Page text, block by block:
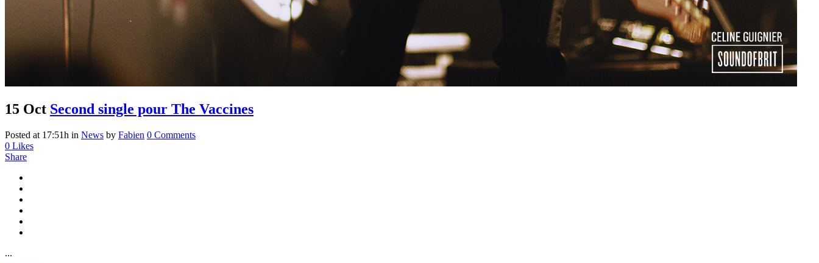
15 Oct Second single pour The Vaccines
Posted at 17:51h in News by Fabien 0 Comments
0 Likes
Share
...